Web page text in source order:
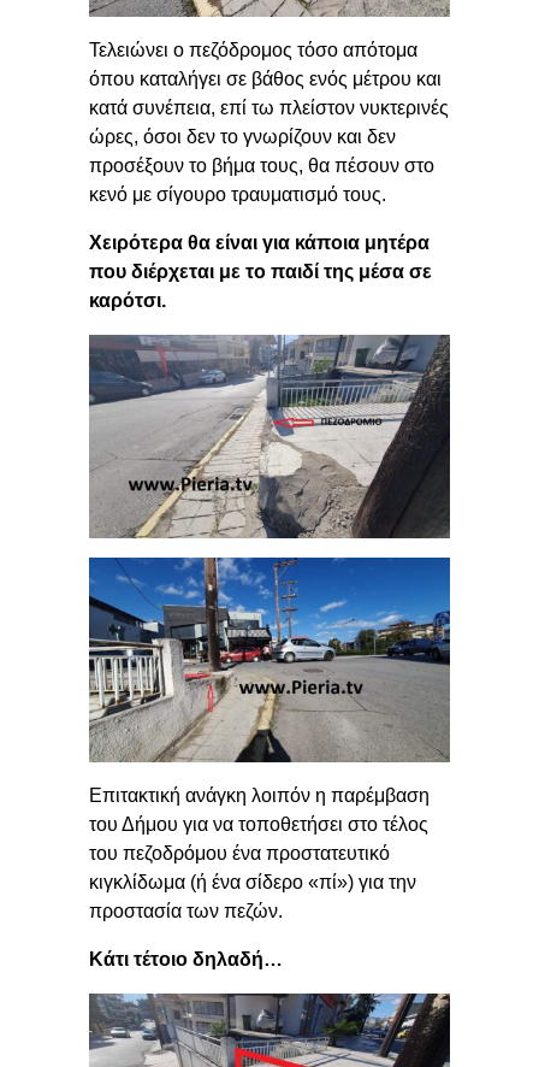
Τελειώνει ο πεζόδρομος τόσο απότομα
όπου καταλήγει σε βάθος ενός μέτρου και
κατά συνέπεια, επί τω πλείστον νυκτερινές
ώρες, όσοι δεν το γνωρίζουν και δεν
προσέξουν το βήμα τους, θα πέσουν στο
κενό με σίγουρο τραυματισμό τους.
Χειρότερα θα είναι για κάποια μητέρα
που διέρχεται με το παιδί της μέσα σε
καρότσι.
Επιτακτική ανάγκη λοιπόν η παρέμβαση
του Δήμου για να τοποθετήσει στο τέλος
του πεζοδρόμου ένα προστατευτικό
κιγκλίδωμα (ή ένα σίδερο «πί») για την
προστασία των πεζών.
Κάτι τέτοιο δηλαδή…